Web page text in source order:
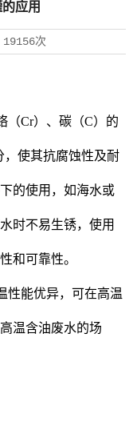
应用
19156次
（Cr）、碳（C）的
，使其抗腐蚀性及耐
的使用，如海水或
时不易生锈，使用
和可靠性。
性能优异，可在高温
温含油废水的场